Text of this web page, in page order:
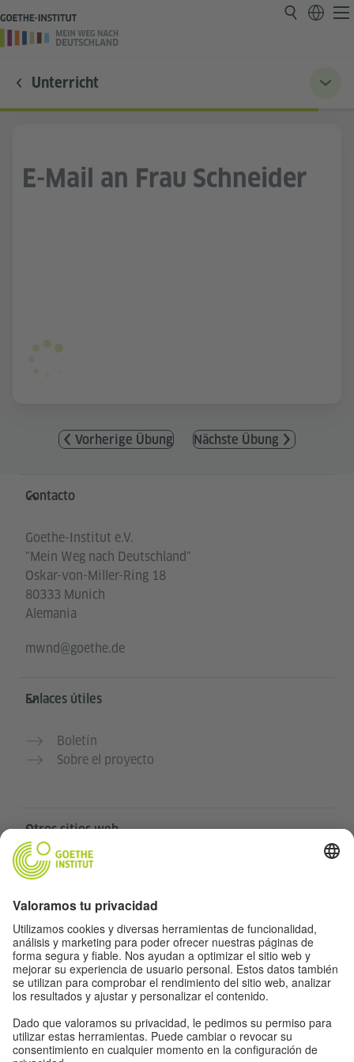
Unterricht
E-Mail an Frau Schneider
Vorherige Übung Nächste Übung
Service- und Informationsbereich
Contacto
Goethe-Institut e.V.
"Mein Weg nach Deutschland"
Oskar-von-Miller-Ring 18
80333 Munich
Alemania
mwnd@goethe.de
Enlaces útiles
Boletín
Sobre el proyecto
Otros sitios web
Community „Deutsch für dich“
Cursos de alemán del Goethe-Institut
Portal para docentes “Deutschstunde”
Privacidad y accesibilidad
Protección de datos y accesibilidad
Accesibilidad